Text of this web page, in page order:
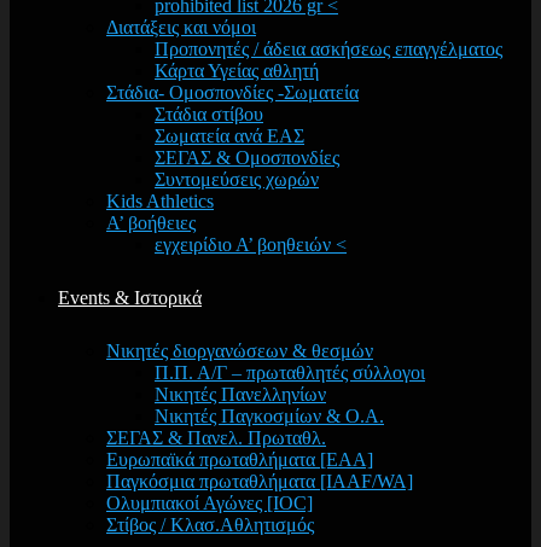
prohibited list 2026 gr <
Διατάξεις και νόμοι
Προπονητές / άδεια ασκήσεως επαγγέλματος
Κάρτα Υγείας αθλητή
Στάδια- Ομοσπονδίες -Σωματεία
Στάδια στίβου
Σωματεία ανά ΕΑΣ
ΣΕΓΑΣ & Ομοσπονδίες
Συντομεύσεις χωρών
Kids Athletics
Α’ βοήθειες
εγχειρίδιο Α’ βοηθειών <
Events & Ιστορικά
Νικητές διοργανώσεων & θεσμών
Π.Π. Α/Γ – πρωταθλητές σύλλογοι
Νικητές Πανελληνίων
Νικητές Παγκοσμίων & Ο.Α.
ΣΕΓΑΣ & Πανελ. Πρωταθλ.
Ευρωπαϊκά πρωταθλήματα [EAA]
Παγκόσμια πρωταθλήματα [IAAF/WA]
Ολυμπιακοί Αγώνες [IOC]
Στίβος / Κλασ.Αθλητισμός